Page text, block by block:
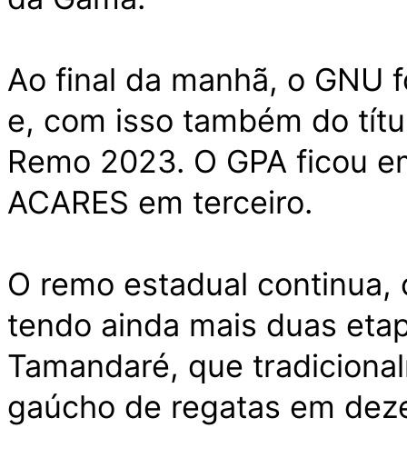
Ao final da manhã, o GNU
e, com isso também do
Remo 2023. O GPA ficou
ACARES em terceiro.
O remo estadual
tendo ainda mais duas
Tamandaré, que
gaúcho de regatas em